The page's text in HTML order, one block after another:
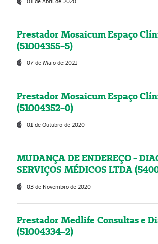
Prestador Mosaicum Espaço
(51004355-5)
07 de Maio de 2021
Prestador Mosaicum Espaço
(51004352-0)
01 de Outubro de 2020
MUDANÇA DE ENDEREÇO -
SERVIÇOS MÉDICOS LTDA
03 de Novembro de 2020
Prestador Medlife Consultas e
(51004334-2)